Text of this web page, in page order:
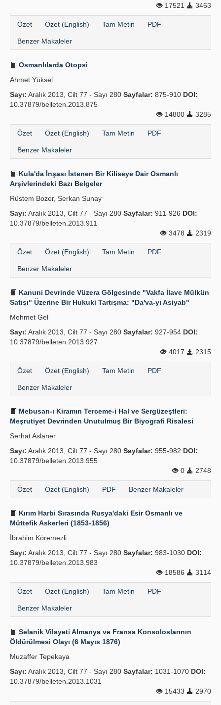
17521
3463
Özet Özet (English) Tam Metin PDF
Benzer Makaleler
Osmanlılarda Otopsi
Ahmet Yüksel
Sayı: Aralık 2013, Cilt 77 - Sayı 280 Sayfalar: 875-910 DOI:
10.37879/belleten.2013.875
14800
3285
Özet Özet (English) Tam Metin PDF
Benzer Makaleler
Kula'da İnşası İstenen Bir Ki­liseye Dair Osmanlı
Arşivlerindeki Bazı Belgeler
Rüstem Bozer, Serkan Sunay
Sayı: Aralık 2013, Cilt 77 - Sayı 280 Sayfalar: 911-926 DOI:
10.37879/belleten.2013.911
3478
2319
Özet Özet (English) Tam Metin PDF
Benzer Makaleler
Kanuni Devrinde Vüzera Gölgesinde "Vakfa İlave Mülkün
Satışı" Üzerine Bir Hukuki Tartışma: "Da'va-yı Asiyab"
Mehmet Gel
Sayı: Aralık 2013, Cilt 77 - Sayı 280 Sayfalar: 927-954 DOI:
10.37879/belleten.2013.927
4017
2315
Özet Özet (English) Tam Metin PDF
Benzer Makaleler
Mebusan-ı Kiramın Terceme-i Hal ve Sergüzeştleri:
Meşrutiyet Devrinden Unutulmuş Bir Biyografi Risalesi
Serhat Aslaner
Sayı: Aralık 2013, Cilt 77 - Sayı 280 Sayfalar: 955-982 DOI:
10.37879/belleten.2013.955
0
2748
Özet Özet (English) PDF Benzer Makaleler
Kırım Harbi Sırasında Rusya'daki Esir Osmanlı ve
Müttefik Askerleri (1853-1856)
İbrahim Köremezli̇
Sayı: Aralık 2013, Cilt 77 - Sayı 280 Sayfalar: 983-1030 DOI:
10.37879/belleten.2013.983
18586
3114
Özet Özet (English) Tam Metin PDF
Benzer Makaleler
Selanik Vilayeti Almanya ve Fransa Kon­soloslarının
Öldürülmesi Olayı (6 Mayıs 1876)
Muzaffer Tepekaya
Sayı: Aralık 2013, Cilt 77 - Sayı 280 Sayfalar: 1031-1070 DOI:
10.37879/belleten.2013.1031
15433
2970